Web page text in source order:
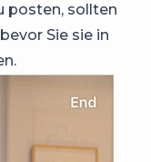
posten, sollten
Sie sie in